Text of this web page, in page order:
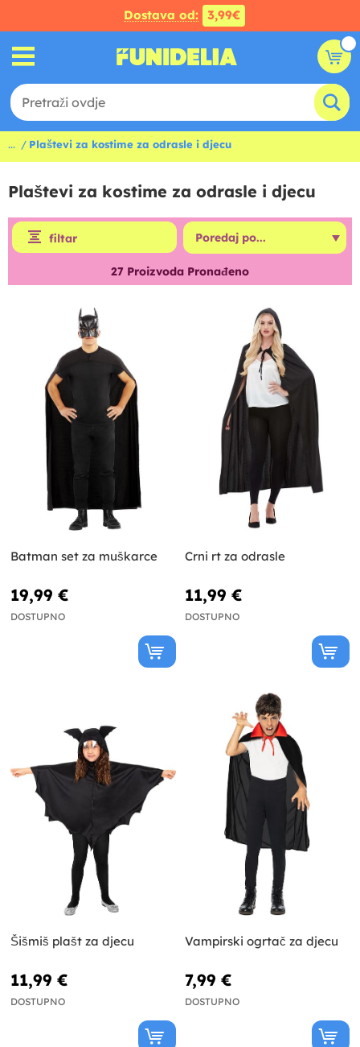
Dostava od: 3,99€
... Plaštevi za kostime za odrasle i djecu
Plaštevi za kostime za odrasle i djecu
filtar
27 Proizvoda Pronađeno
Batman set za muškarce
19,99 €
DOSTUPNO
Crni rt za odrasle
11,99 €
DOSTUPNO
Šišmiš plašt za djecu
11,99 €
DOSTUPNO
Vampirski ogrtač za djecu
7,99 €
DOSTUPNO